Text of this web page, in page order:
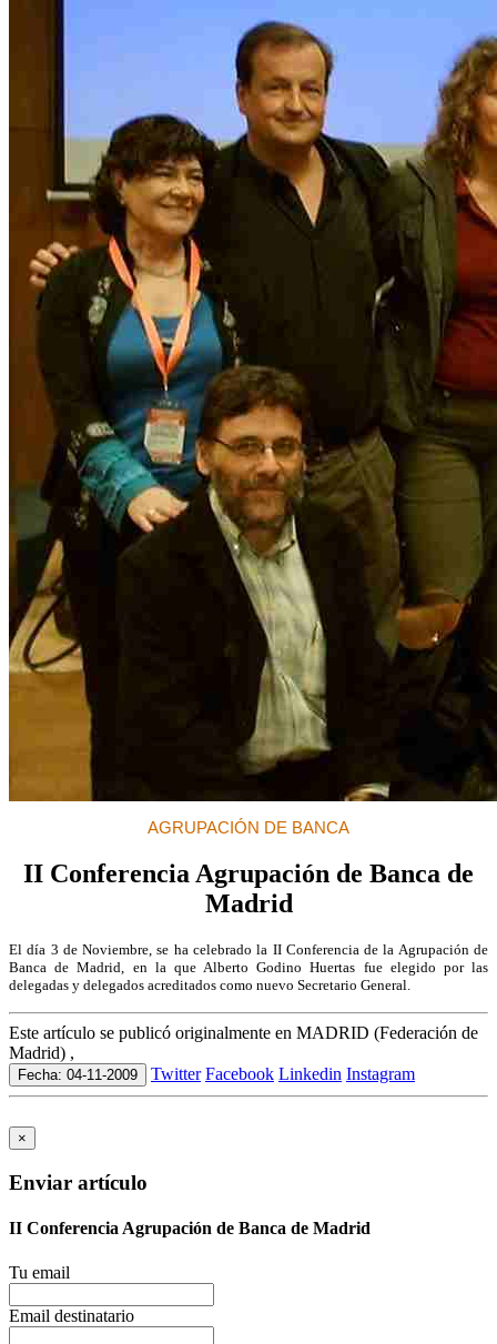
AGRUPACIÓN DE BANCA
II Conferencia Agrupación de Banca de
Madrid
El día 3 de Noviembre, se ha celebradola II Conferencia dela Agrupación de
Banca de Madrid, en la que Alberto Godino Huertas fue elegido por las
delegadas y delegados acreditados como nuevo Secretario General.
Este artículo se publicó originalmente en MADRID (Federación de
Madrid) ,
Fecha: 04-11-2009 Twitter Facebook Linkedin Instagram
×
Enviar artículo
II Conferencia Agrupación de Banca de Madrid
Tu email
Email destinatario